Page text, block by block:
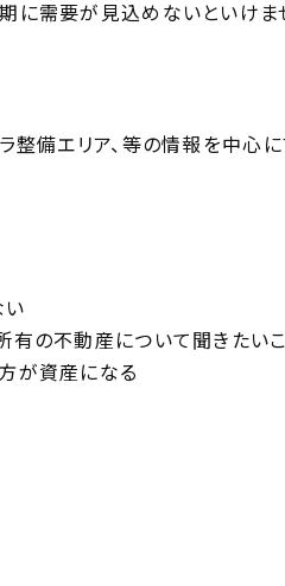
に需要が見込めないといけませ
整備エリア、等の情報を中心
い
有の不動産について聞きたい
が資産になる